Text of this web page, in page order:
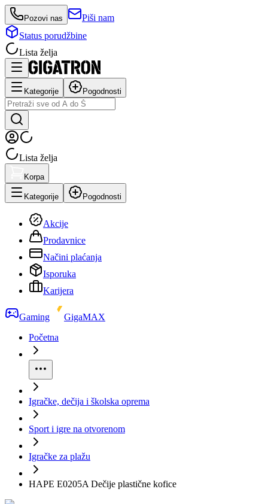
Pozovi nas
Piši nam
Status porudžbine
Lista želja
Kategorije Pogodnosti
Lista želja
Korpa
Kategorije Pogodnosti
Akcije
Prodavnice
Načini plaćanja
Isporuka
Karijera
Gaming
GigaMAX
Početna
Igračke, dečija i školska oprema
Sport i igre na otvorenom
Igračke za plažu
HAPE E0205A Dečije plastične kofice